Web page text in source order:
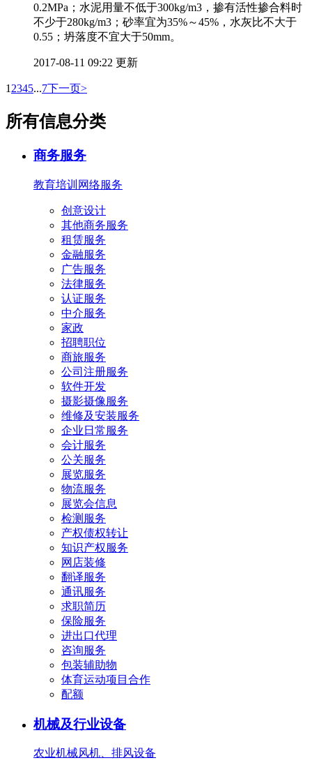
0.2MPa；水泥用量不低于300kg/m3，掺有活性掺合料时
不少于280kg/m3；砂率宜为35%～45%，水灰比不大于
0.55；坍落度不宜大于50mm。
2017-08-11 09:22 更新
1 2345...7下一页>
所有信息分类
商务服务
教育培训 网络服务
创意设计
其他商务服务
租赁服务
金融服务
广告服务
法律服务
认证服务
中介服务
家政
招聘职位
商旅服务
公司注册服务
软件开发
摄影摄像服务
维修及安装服务
企业日常服务
会计服务
公关服务
展览服务
物流服务
展览会信息
检测服务
产权债权转让
知识产权服务
网店装修
翻译服务
通讯服务
求职简历
保险服务
进出口代理
咨询服务
包装辅助物
体育运动项目合作
配额
机械及行业设备
农业机械风机、排风设备